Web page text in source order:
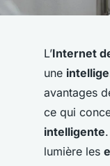
L’Internet
une
avantages
ce qui
intelligente
lumière les